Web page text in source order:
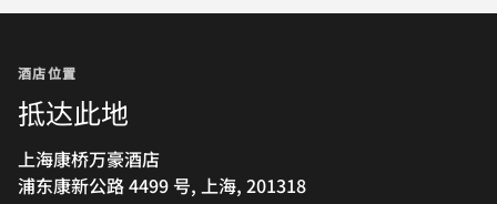
酒店位置
抵达此地
上海康桥万豪酒店
浦东康新公路 4499 号, 上海, 201318